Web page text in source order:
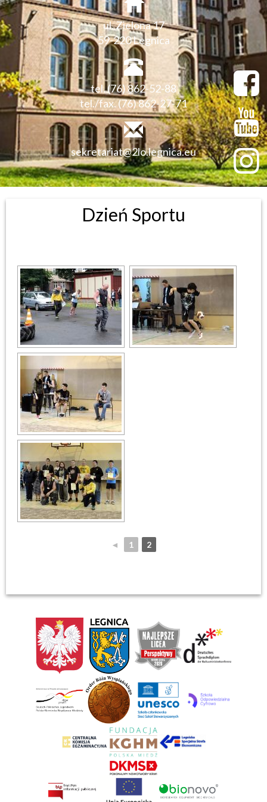
ul. Zielona 17
59-220 Legnica
tel. (76) 862-52-88
tel./fax. (76) 862-27-71
sekretariat@2lo.legnica.eu
Dzień Sportu
◄ 1 2